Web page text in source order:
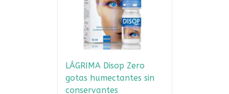
LÁGRIMA Disop Zero
gotas humectantes sin
conservantes